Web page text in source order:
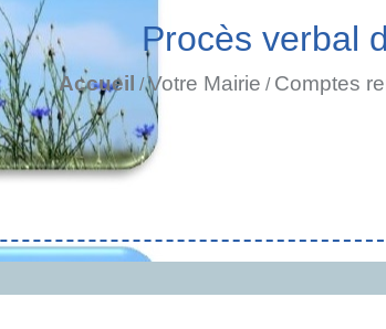
Procès verbal
Accueil /Votre Mairie / Comptes